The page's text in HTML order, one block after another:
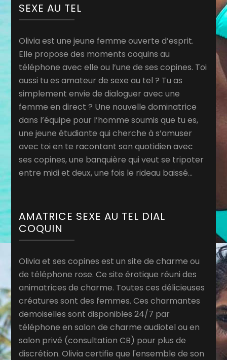
SEXE AU TEL
Olivia est une jeune femme ouverte d’esprit.
Elle propose des moments coquins au
téléphone avec elle ou l’une de ses copines. Toi
aussi tu es amateur de sexe au tel ? Tu as
simplement envie de dialoguer avec une
femme en direct ? Une nouvelle dominatrice
dans l’équipe pour l’homme soumis que tu es,
une jeune étudiante qui cherche à s’amuser
avec toi en te racontant son quotidien avec
ses copines, une banquière qui veut se tripoter
entre midi et deux, une fois le rideau baissé…
AMATRICE SEXE AU TEL DIAL
COQUIN
Olivia et ses copines est un site de charme ou
de téléphone rose. Ce site érotique réuni des
animatrices de charme. Toutes ces délicieuses
créatures sont des femmes. Ces charmantes
demoiselles sont disponibles 24/7 par
téléphone en salon de charme audiotel ou en
salon privé (consultation CB) pour plus de
discrétion. Olivia certifie que l'ensemble de son